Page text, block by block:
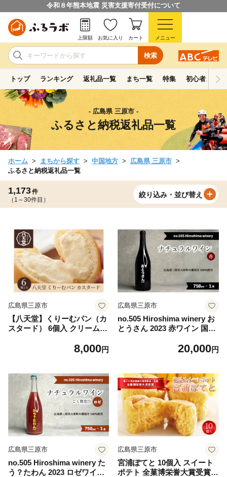
令和８年熊本地震 災害支援寄付受付について
検索
上限額 お気に入り カート メニュー
トップ ランキング 返礼品一覧 まち一覧 特集 初心者ガイド
- 広島県 三原市 -
ふるさと納税返礼品一覧
ホーム まちから探す 中国地方
広島県 三原市
ふるさと納税返礼品一覧
1,173件
（1～30件目）
絞り込み・並び替え
広島県三原市
【八天堂】くりーむパン（カ
スタード） 6個入 クリームパ
スイーツ 冷凍 冷凍配送 お取
価 広島県三原市 015039
8,000円
広島県三原市
no.505 Hiroshima winery お
とうさん 2023 赤ワイン 国産
20,000円
広島県三原市
no.505 Hiroshima winery た
う？たわん 2023 ロゼワイン
広島県三原市
宮浦ぽてと 10個入 スイート
ポテト 全菓博栄誉大賞受賞 1